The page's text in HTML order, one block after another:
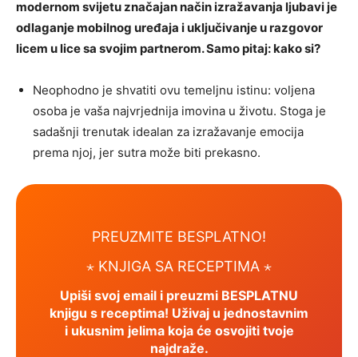
modernom svijetu značajan način izražavanja ljubavi je
odlaganje mobilnog uređaja i uključivanje u razgovor
licem u lice sa svojim partnerom. Samo pitaj: kako si?
Neophodno je shvatiti ovu temeljnu istinu: voljena
osoba je vaša najvrjednija imovina u životu. Stoga je
sadašnji trenutak idealan za izražavanje emocija
prema njoj, jer sutra može biti prekasno.
PREUZMITE BESPLATNO!
⋆ KNJIGA SA RECEPTIMA ⋆
Upiši svoj email i preuzmi BESPLATNU
knjigu s receptima! Uživaj u jednostavnim
i ukusnim jelima koja će osvojiti tvoje
najdraže.